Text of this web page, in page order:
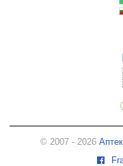
© 2007 - 2026